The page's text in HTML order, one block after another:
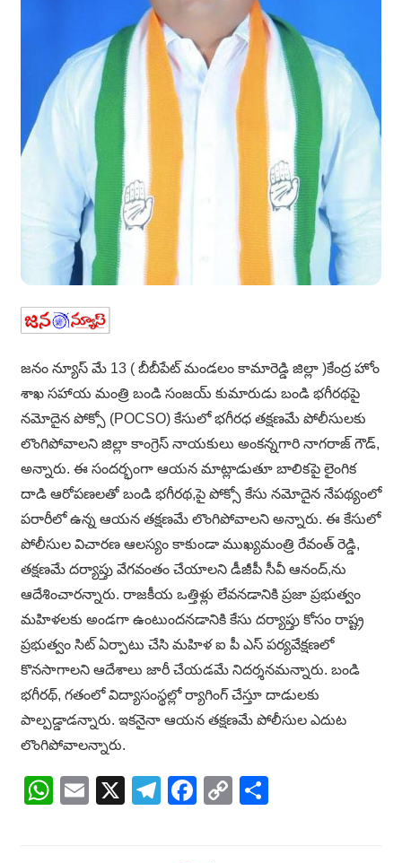
జనం న్యూస్ మే 13 ( బీబీపేట్ మండలం కామారెడ్డి జిల్లా )కేంద్ర హోం
శాఖ సహాయ మంత్రి బండి సంజయ్ కుమారుడు బండి భగీరథపై
నమోదైన పోక్సో (POCSO) కేసులో భగీరధ తక్షణమే పోలీసులకు
లొంగిపోవాలని జిల్లా కాంగ్రెస్ నాయకులు అంకన్నగారి నాగరాజ్ గౌడ్,
అన్నారు. ఈ సందర్భంగా ఆయన మాట్లాడుతూ బాలికపై లైంగిక
దాడి ఆరోపణలతో బండి భగీరథ,పై పోక్సో కేసు నమోదైన నేపథ్యంలో
పరారీలో ఉన్న ఆయన తక్షణమే లొంగిపోవాలని అన్నారు. ఈ కేసులో
పోలీసుల విచారణ ఆలస్యం కాకుండా ముఖ్యమంత్రి రేవంత్ రెడ్డి,
తక్షణమే దర్యాప్తు వేగవంతం చేయాలని డీజీపీ సీవీ ఆనంద్‌,ను
ఆదేశించారన్నారు. రాజకీయ ఒత్తిళ్లు లేవనడానికి ప్రజా ప్రభుత్వం
మహిళలకు అండగా ఉంటుందనడానికి కేసు దర్యాప్తు కోసం రాష్ట్ర
ప్రభుత్వం సిట్ ఏర్పాటు చేసి మహిళ ఐ పీ ఎస్ పర్యవేక్షణలో
కొనసాగాలని ఆదేశాలు జారీ చేయడమే నిదర్శనమన్నారు. బండి
భగీరథ్, గతంలో విద్యాసంస్థల్లో ర్యాగింగ్ చేస్తూ దాడులకు
పాల్పడ్డాడన్నారు. ఇకనైనా ఆయన తక్షణమే పోలీసుల ఎదుట
లొంగిపోవాలన్నారు.
WhatsApp
Email
X Telegram
Facebook
Copy